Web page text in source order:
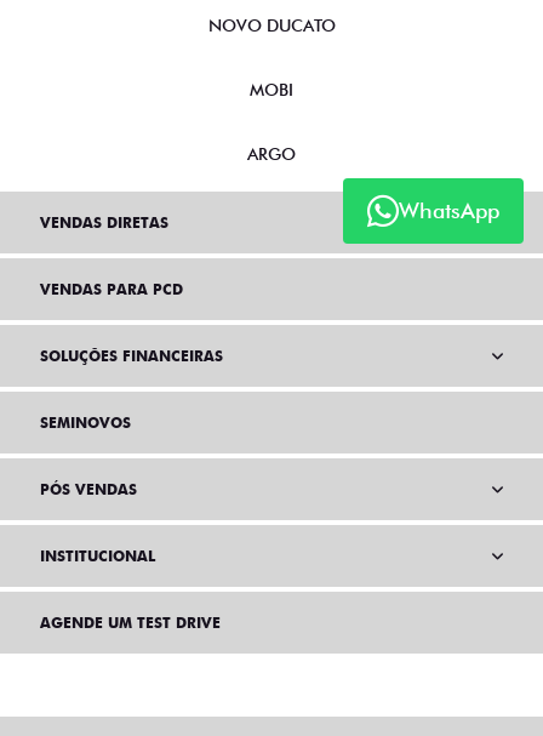
WhatsApp
NOVO DUCATO
MOBI
ARGO
VENDAS DIRETAS
VENDAS PARA PCD
SOLUÇÕES FINANCEIRAS
SEMINOVOS
PÓS VENDAS
INSTITUCIONAL
AGENDE UM TEST DRIVE